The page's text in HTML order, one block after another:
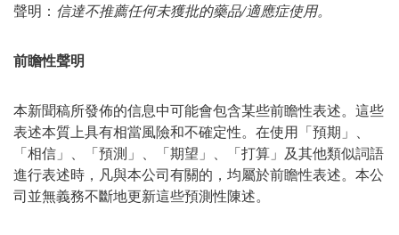
聲明： 信達不推薦任何未獲批的藥品/適應症使用。
前瞻性聲明
本新聞稿所發佈的信息中可能會包含某些前瞻性表述。這些
表述本質上具有相當風險和不確定性。在使用「預期」、
「相信」、「預測」、「期望」、「打算」及其他類似詞語
進行表述時，凡與本公司有關的，均屬於前瞻性表述。本公
司並無義務不斷地更新這些預測性陳述。